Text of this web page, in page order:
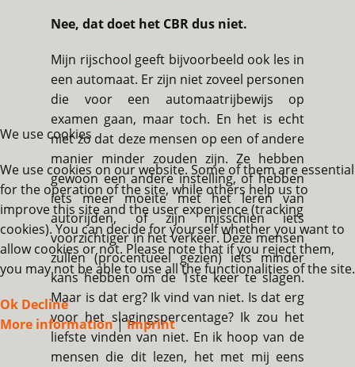
Nee, dat doet het CBR dus niet.
Mijn rijschool geeft bijvoorbeeld ook les in
een automaat. Er zijn niet zoveel personen
die voor een automaatrijbewijs op
examen gaan, maar toch. En het is echt
niet zo dat deze mensen op een of andere
manier minder zouden zijn. Ze hebben
gewoon een andere instelling, of hebben
iets meer moeite met het leren van
autorijden, of zijn misschien iets
voorzichtiger in het verkeer. Deze mensen
zullen (procentueel gezien) iets minder
kans hebben om de 1ste keer te slagen.
Maar is dat erg? Ik vind van niet. Is dat erg
voor het slagingspercentage? Ik zou het
liefste vinden van niet. En ik hoop van de
mensen die dit lezen, het met mij eens
We use cookies
We use cookies on our website. Some of them are essential
for the operation of the site, while others help us to
improve this site and the user experience (tracking
cookies). You can decide for yourself whether you want to
allow cookies or not. Please note that if you reject them,
you may not be able to use all the functionalities of the site.
Ok Decline
More information|Imprint